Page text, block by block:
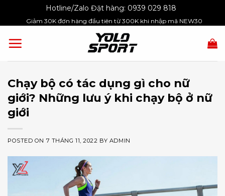
Hotline/Zalo Đặt hàng: 0939 029 818
Giảm 30K đơn hàng đầu tiên từ 300K khi nhập mã NEW30
Chạy bộ có tác dụng gì cho nữ
giới? Những lưu ý khi chạy bộ ở nữ
giới
POSTED ON 7 THÁNG 11, 2022 BY ADMIN